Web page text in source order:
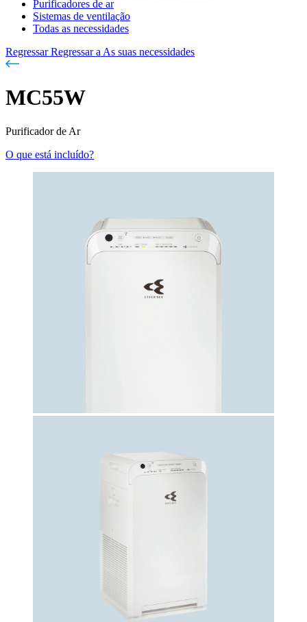
Purificadores de ar
Sistemas de ventilação
Todas as necessidades
Regressar Regressar a As suas necessidades
MC55W
Purificador de Ar
O que está incluído?